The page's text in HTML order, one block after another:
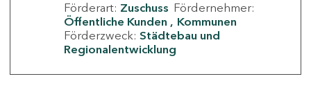
Förderart: Zuschuss Fördernehmer:
Öffentliche Kunden
Kommunen
Förderzweck: Städtebau und
Regionalentwicklung